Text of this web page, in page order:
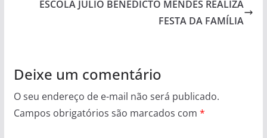
ESCOLA JULIO BENEDICTO MENDES REALIZA
FESTA DA FAMÍLIA
Deixe um comentário
O seu endereço de e-mail não será publicado.
Campos obrigatórios são marcados com *